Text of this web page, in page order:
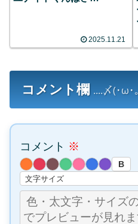
2025.11.21
コメント欄 ....〆(･ω･
コメント ※
B